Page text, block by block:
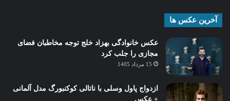
آخرین عکس ها
عکس خانوادگی بهزاد خلج توجه مخاطبان فضای
مجازی را جلب کرد
15 مرداد 1405
ازدواج پاول وسلی با ناتالی کوکنبورگ مدل آلمانی
+ عکس